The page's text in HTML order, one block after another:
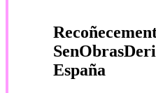
España